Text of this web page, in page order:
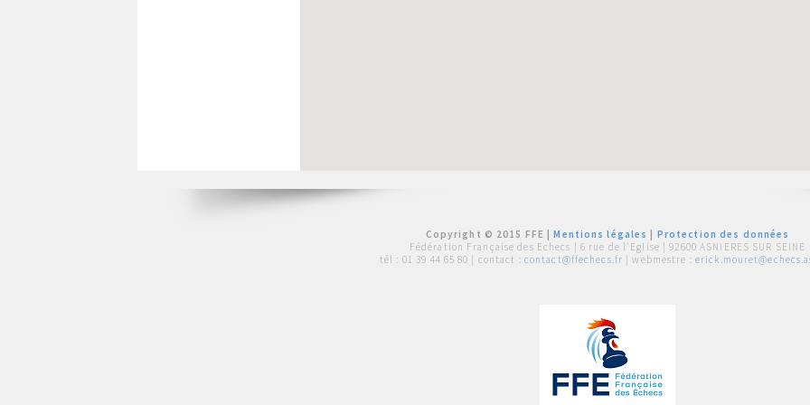
Copyright © 2015 FFE |Mentions légales
Protection des données
Fédération Française des Echecs | 6 rue de l'Eglise | 92600 ASNIERES SUR SEINE
tél : 01 39 44 65 80 | contact : contact@ffechecs.fr | webmestre :